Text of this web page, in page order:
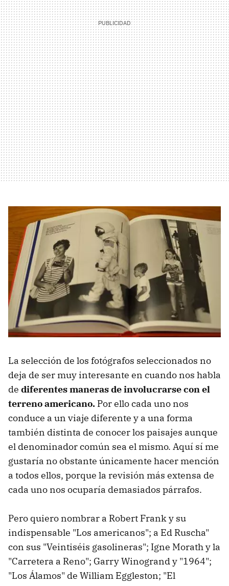
La selección de los fotógrafos seleccionados no
deja de ser muy interesante en cuando nos habla
de diferentes maneras de involucrarse con el
terreno americano. Por ello cada uno nos
conduce a un viaje diferente y a una forma
también distinta de conocer los paisajes aunque
el denominador común sea el mismo. Aquí sí me
gustaría no obstante únicamente hacer mención
a todos ellos, porque la revisión más extensa de
cada uno nos ocuparía demasiados párrafos.
Pero quiero nombrar a Robert Frank y su
indispensable "Los americanos"; a Ed Ruscha"
con sus "Veintiséis gasolineras"; Igne Morath y la
"Carretera a Reno"; Garry Winogrand y "1964";
"Los Álamos" de William Eggleston; "El